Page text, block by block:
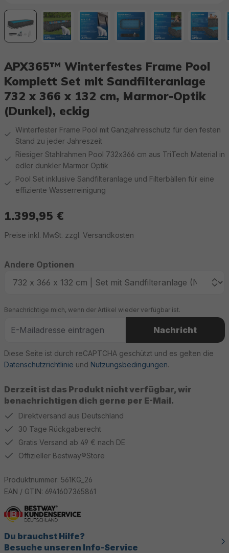
APX365™ Winterfestes Frame Pool
Komplett Set mit Sandfilteranlage
732 x 366 x 132 cm, Marmor-Optik
(Dunkel), eckig
Winterfester Frame Pool mit Ganzjahresschutz für den festen
Stand zu jeder Jahreszeit
Riesiger Stahlrahmen Pool 732x366 cm aus TriTech Material in
edler dunkler Marmor Optik
Pool Set inklusive Sandfilteranlage und Filterbällen für eine
effiziente Wasserreinigung
1.399,95 €
Preise inkl. MwSt. zzgl. Versandkosten
Derzeit ist das Produkt nicht verfügbar, wir
benachrichtigen dich gerne per E-Mail.
Andere Optionen
Benachrichtige mich, wenn der Artikel wieder verfügbar ist.
Nachricht
Diese Seite ist durch reCAPTCHA geschützt und es gelten die
Datenschutzrichtlinie und Nutzungsbedingungen.
Direktversand aus Deutschland
30 Tage Rückgaberecht
Gratis Versand ab 49 € nach DE
Offizieller Bestway®Store
Produktnummer: 561KG_26
EAN / GTIN: 6941607365861
Du brauchst Hilfe?
Besuche unseren Info-Service